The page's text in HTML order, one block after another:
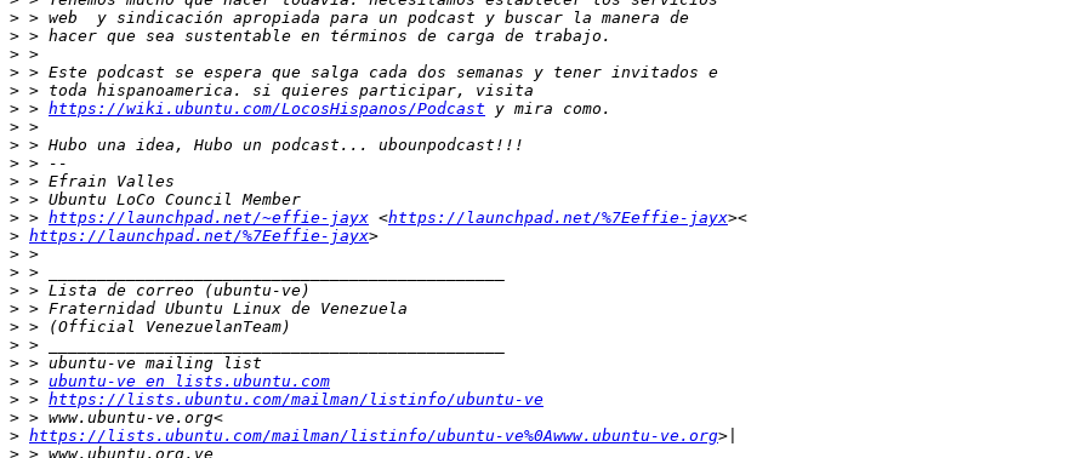
>
>
>
>
>
> > https://wiki.ubuntu.com/LocosHispanos/Podcast
>
>
>
>
>
> > https://launchpad.net/~effie-jayx <https://launchpad.net/%7Eeffie-jayx
> https://launchpad.net/%7Eeffie-jayx
>
>
>
>
>
>
>
> > ubuntu-ve en lists.ubuntu.com
> > https://lists.ubuntu.com/mailman/listinfo/ubuntu-ve
>
> https://lists.ubuntu.com/mailman/listinfo/ubuntu-ve%0Awww.ubuntu-ve.org
>